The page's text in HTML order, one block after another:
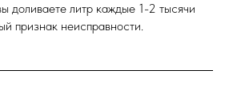
доливаете литр каждые 1-2 тысячи
признак неисправности.